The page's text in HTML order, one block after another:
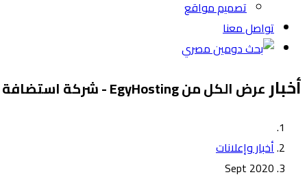
تصميم مواقع
تواصل معنا
أخبارعرض الكل من EgyHosting - شركة استضافة مصر
أخبار وإعلانات
Sept 2020